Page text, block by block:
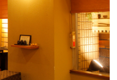
t
i
n